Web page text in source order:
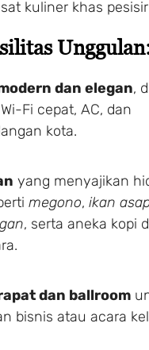
kuliner khas
dan elegan,
Fi cepat, AC, dan
kota.
yang menyajikan
megono, ikan
, serta aneka kopi
dan ballroom
bisnis atau acara